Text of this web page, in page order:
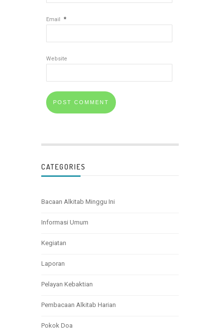
Email *
Website
CATEGORIES
Bacaan Alkitab Minggu Ini
Informasi Umum
Kegiatan
Laporan
Pelayan Kebaktian
Pembacaan Alkitab Harian
Pokok Doa